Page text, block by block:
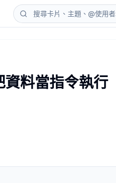
的功能，security review 那關
濾」。但問題就在這裡，
一個攻擊，如果惡意指令的
設計。
功能會一次授權所有操
多 agent workflow 的結構
。這聽起來是工程議題，但
整理信件的 AI 功能，agent
料當指令執行